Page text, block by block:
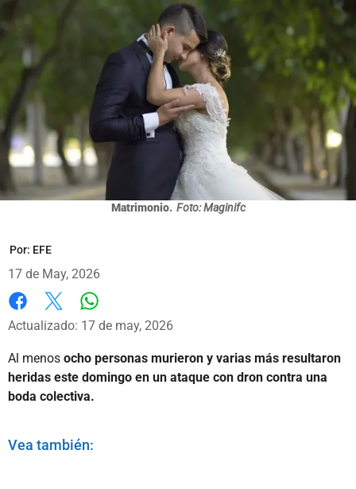
Matrimonio. Foto: Maginifc
Por: EFE
17 de May, 2026
Facebook
X
Actualizado: 17 de may, 2026
Al menos ocho personas murieron y varias más resultaron
heridas este domingo en un ataque con dron contra una
boda colectiva.
Vea también: